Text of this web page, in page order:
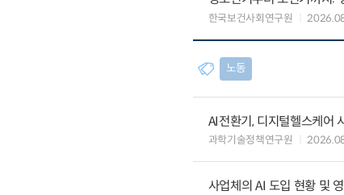
한국보건사회연구원
노동
AI전환기, 디지털헬스케어
과학기술정책연구원
사업체의 AI 도입 현황 및